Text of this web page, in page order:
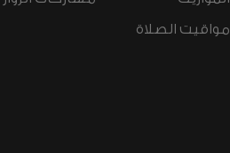
مواقيت الصلاة